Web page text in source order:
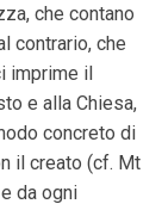
che contano
contrario, che
imprime il
e alla Chiesa,
concreto di
il creato (cf. Mt
da ogni